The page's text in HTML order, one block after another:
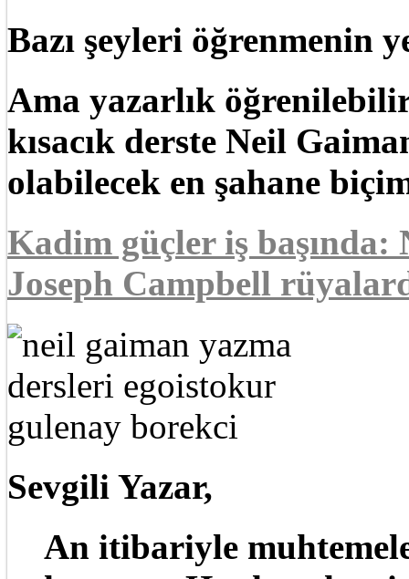
Bazı şeyleri öğrenmenin
Ama yazarlık
kısacık derste Neil
olabilecek en şahane
Kadim güçler iş başında:
Joseph Campbell
Sevgili Yazar,
An itibariyle